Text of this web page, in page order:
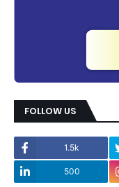
FOLLOW US
1.5k
500